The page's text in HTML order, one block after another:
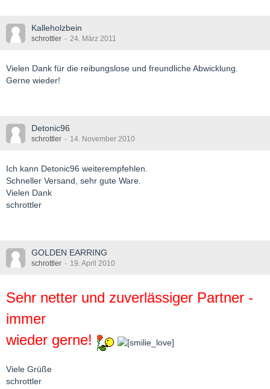
Kalleholzbein
schrottler 24. März 2011
Vielen Dank für die reibungslose und freundliche Abwicklung.
Gerne wieder!
Detonic96
schrottler 14. November 2010
Ich kann Detonic96 weiterempfehlen.
Schneller Versand, sehr gute Ware.
Vielen Dank
schrottler
GOLDEN EARRING
schrottler 19. April 2010
Sehr netter und zuverlässiger Partner -
immer
wieder gerne!
Viele Grüße
schrottler